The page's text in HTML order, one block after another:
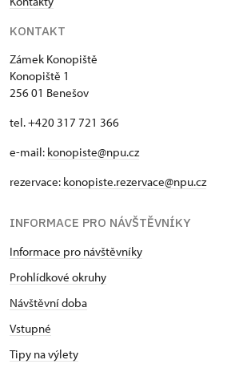
KONTAKT
Zámek Konopiště
Konopiště 1
256 01 Benešov
tel. +420 317 721 366
e-mail: konopiste@npu.cz
rezervace: konopiste.rezervace@npu.cz
INFORMACE PRO NÁVŠTĚVNÍKY
Informace pro návštěvníky
Prohlídkové okruhy
Návštěvní doba
Vstupné
Tipy na výlety